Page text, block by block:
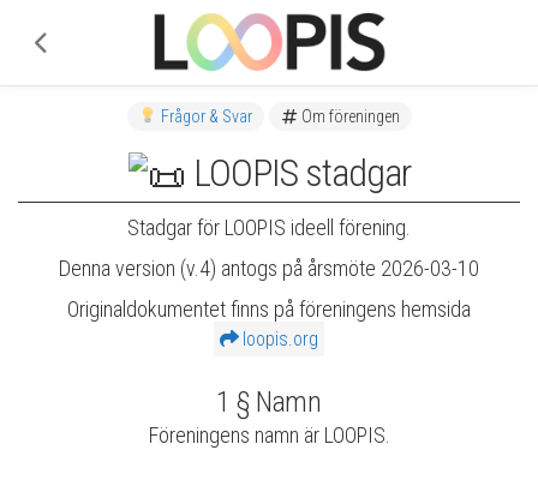
Frågor & Svar Om föreningen
LOOPIS stadgar
Stadgar för LOOPIS ideell förening.
Denna version (v.4) antogs på årsmöte 2026-03-10
Originaldokumentet finns på föreningens hemsida
loopis.org
1 § Namn
Föreningens namn är LOOPIS.